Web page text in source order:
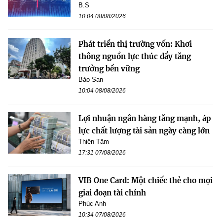
B.S
10:04 08/08/2026
Phát triển thị trường vốn: Khơi
thông nguồn lực thúc đẩy tăng
trưởng bền vững
Bảo San
10:04 08/08/2026
Lợi nhuận ngân hàng tăng mạnh, áp
lực chất lượng tài sản ngày càng lớn
Thiên Tâm
17:31 07/08/2026
VIB One Card: Một chiếc thẻ cho mọi
giai đoạn tài chính
Phúc Anh
10:34 07/08/2026